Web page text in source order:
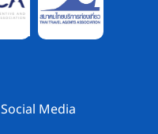
Social Media